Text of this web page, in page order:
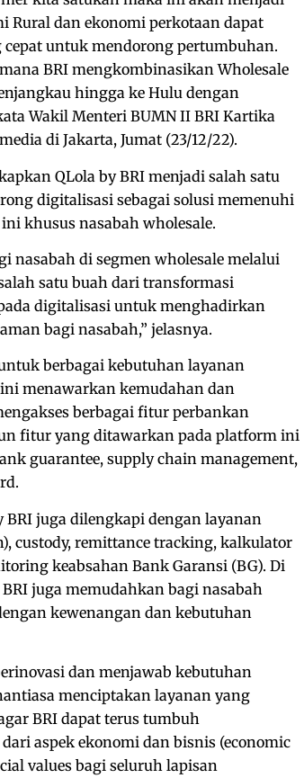
Rural dan ekonomi perkotaan dapat
untuk mendorong pertumbuhan.
BRI mengkombinasikan Wholesale
hingga ke Hulu dengan
Wakil Menteri BUMN II BRI Kartika
di Jakarta, Jumat (23/12/22).
QLola by BRI menjadi salah satu
digitalisasi sebagai solusi memenuhi
khusus nasabah wholesale.
nasabah di segmen wholesale melalui
satu buah dari transformasi
digitalisasi untuk menghadirkan
bagi nasabah,” jelasnya.
berbagai kebutuhan layanan
menawarkan kemudahan dan
berbagai fitur perbankan
fitur yang ditawarkan pada platform ini
guarantee, supply chain management,
juga dilengkapi dengan layanan
custody, remittance tracking, kalkulator
keabsahan Bank Garansi (BG). Di
juga memudahkan bagi nasabah
kewenangan dan kebutuhan
dan menjawab kebutuhan
menciptakan layanan yang
BRI dapat terus tumbuh
aspek ekonomi dan bisnis (economic
values bagi seluruh lapisan